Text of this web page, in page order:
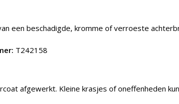
een beschadigde, kromme of verroeste
T242158
afgewerkt. Kleine krasjes of oneffenheden